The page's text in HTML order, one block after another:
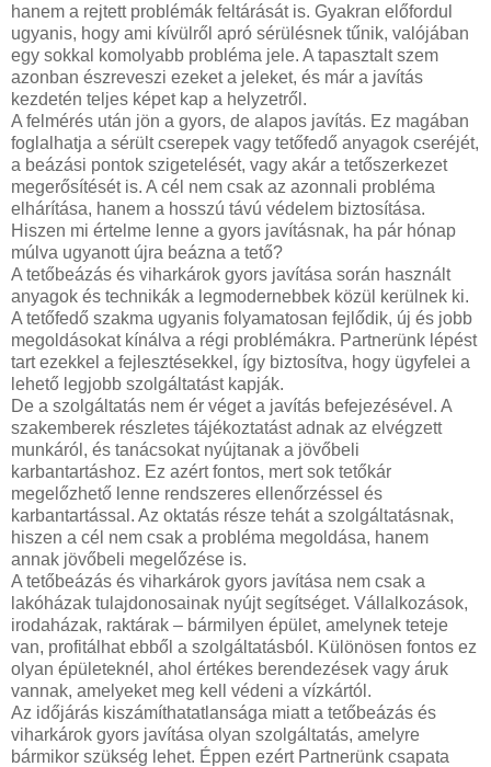
hanem a rejtett problémák feltárását is. Gyakran előfordul
ugyanis, hogy ami kívülről apró sérülésnek tűnik, valójában
egy sokkal komolyabb probléma jele. A tapasztalt szem
azonban észreveszi ezeket a jeleket, és már a javítás
kezdetén teljes képet kap a helyzetről.
A felmérés után jön a gyors, de alapos javítás. Ez magában
foglalhatja a sérült cserepek vagy tetőfedő anyagok cseréjét,
a beázási pontok szigetelését, vagy akár a tetőszerkezet
megerősítését is. A cél nem csak az azonnali probléma
elhárítása, hanem a hosszú távú védelem biztosítása.
Hiszen mi értelme lenne a gyors javításnak, ha pár hónap
múlva ugyanott újra beázna a tető?
A tetőbeázás és viharkárok gyors javítása során használt
anyagok és technikák a legmodernebbek közül kerülnek ki.
A tetőfedő szakma ugyanis folyamatosan fejlődik, új és jobb
megoldásokat kínálva a régi problémákra. Partnerünk lépést
tart ezekkel a fejlesztésekkel, így biztosítva, hogy ügyfelei a
lehető legjobb szolgáltatást kapják.
De a szolgáltatás nem ér véget a javítás befejezésével. A
szakemberek részletes tájékoztatást adnak az elvégzett
munkáról, és tanácsokat nyújtanak a jövőbeli
karbantartáshoz. Ez azért fontos, mert sok tetőkár
megelőzhető lenne rendszeres ellenőrzéssel és
karbantartással. Az oktatás része tehát a szolgáltatásnak,
hiszen a cél nem csak a probléma megoldása, hanem
annak jövőbeli megelőzése is.
A tetőbeázás és viharkárok gyors javítása nem csak a
lakóházak tulajdonosainak nyújt segítséget. Vállalkozások,
irodaházak, raktárak – bármilyen épület, amelynek teteje
van, profitálhat ebből a szolgáltatásból. Különösen fontos ez
olyan épületeknél, ahol értékes berendezések vagy áruk
vannak, amelyeket meg kell védeni a vízkártól.
Az időjárás kiszámíthatatlansága miatt a tetőbeázás és
viharkárok gyors javítása olyan szolgáltatás, amelyre
bármikor szükség lehet. Éppen ezért Partnerünk csapata